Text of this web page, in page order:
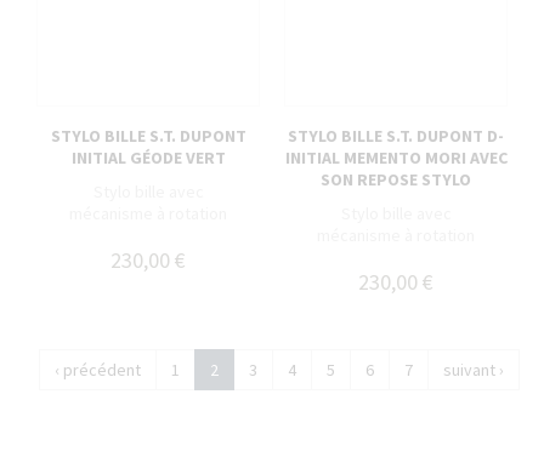
STYLO BILLE S.T. DUPONT
INITIAL GÉODE VERT
230,00 €
STYLO BILLE S.T. DUPONT D-
INITIAL MEMENTO MORI AVEC
SON REPOSE STYLO
230,00 €
‹ précédent 1 2 3 4 5 6 7 suivant ›